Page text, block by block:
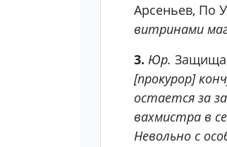
Арсеньев, По
витринами
3. Юр.
[прокурор]
остается за
вахмистра в
Невольно с